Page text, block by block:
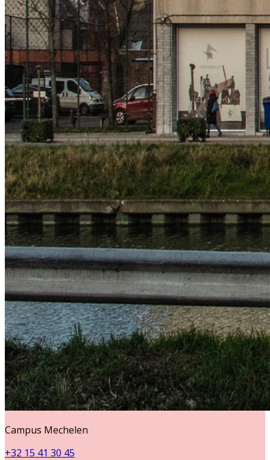
Campus Mechelen
+32 15 41 30 45